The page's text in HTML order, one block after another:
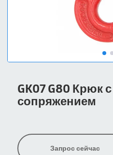
GK07 G80 Крюк
сопряжением
Запрос сейчас